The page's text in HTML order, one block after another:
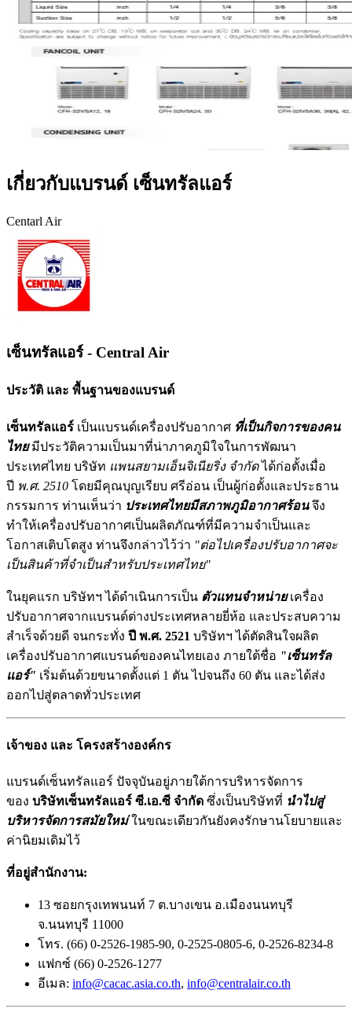
เกี่ยวกับแบรนด์ เซ็นทรัลแอร์
Centarl Air
เซ็นทรัลแอร์ - Central Air
ประวัติ และ พื้นฐานของแบรนด์
เซ็นทรัลแอร์ เป็นแบรนด์เครื่องปรับอากาศ ที่เป็นกิจการของคน
ไทยมีประวัติความเป็นมาที่น่าภาคภูมิใจในการพัฒนา
ประเทศไทย บริษัท แพนสยามเอ็นจิเนียริ่ง จำกัดได้ก่อตั้งเมื่อ
ปี พ.ศ. 2510 โดยมีคุณบุญเรียบ ศรีอ่อน เป็นผู้ก่อตั้งและประธาน
กรรมการ ท่านเห็นว่า ประเทศไทยมีสภาพภูมิอากาศร้อนจึง
ทำให้เครื่องปรับอากาศเป็นผลิตภัณฑ์ที่มีความจำเป็นและ
โอกาสเติบโตสูง ท่านจึงกล่าวไว้ว่า "ต่อไปเครื่องปรับอากาศจะ
เป็นสินค้าที่จำเป็นสำหรับประเทศไทย"
ในยุคแรก บริษัทฯ ได้ดำเนินการเป็น ตัวแทนจำหน่ายเครื่อง
ปรับอากาศจากแบรนด์ต่างประเทศหลายยี่ห้อ และประสบความ
สำเร็จด้วยดี จนกระทั่ง ปี พ.ศ. 2521 บริษัทฯ ได้ตัดสินใจผลิต
เครื่องปรับอากาศแบรนด์ของคนไทยเอง ภายใต้ชื่อ "เซ็นทรัล
แอร์" เริ่มต้นด้วยขนาดตั้งแต่ 1 ตัน ไปจนถึง 60 ตัน และได้ส่ง
ออกไปสู่ตลาดทั่วประเทศ
เจ้าของ และ โครงสร้างองค์กร
แบรนด์เซ็นทรัลแอร์ ปัจจุบันอยู่ภายใต้การบริหารจัดการ
ของ บริษัทเซ็นทรัลแอร์ ซี.เอ.ซี จำกัด ซึ่งเป็นบริษัทที่ นำไปสู่
บริหารจัดการสมัยใหม่ในขณะเดียวกันยังคงรักษานโยบายและ
ค่านิยมเดิมไว้
ที่อยู่สำนักงาน:
13 ซอยกรุงเทพนนท์ 7 ต.บางเขน อ.เมืองนนทบุรี
จ.นนทบุรี 11000
โทร. (66) 0-2526-1985-90, 0-2525-0805-6, 0-2526-8234-8
แฟกซ์ (66) 0-2526-1277
อีเมล: info@cacac.asia.co.th, info@centralair.co.th